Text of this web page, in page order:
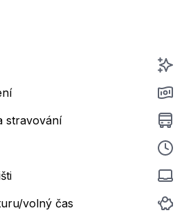
stravování
volný čas